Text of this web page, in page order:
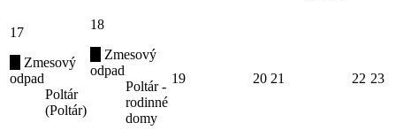
17
Zmesový
odpad
Poltár
(Poltár)
18
Zmesový
odpad
Poltár -
rodinné
domy
19 20 21 22 23